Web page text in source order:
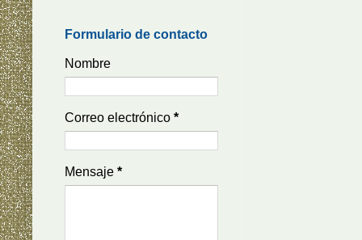
Formulario de contacto
Nombre
Correo electrónico *
Mensaje *